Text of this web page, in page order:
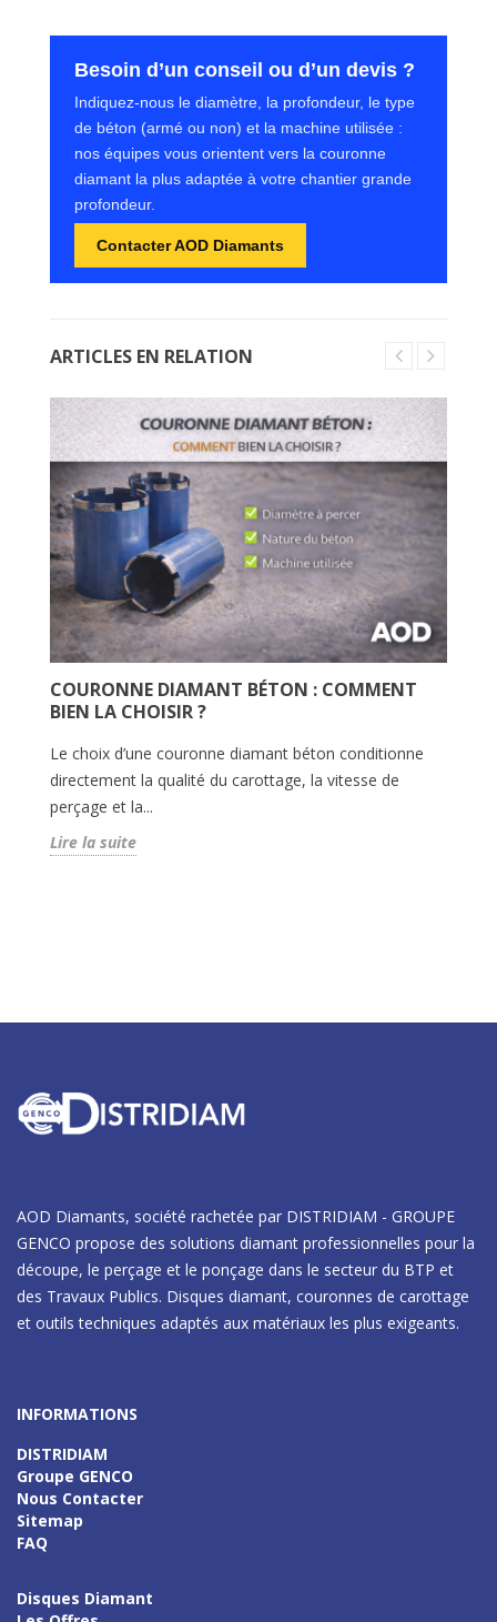
Besoin d’un conseil ou d’un devis ?
Indiquez-nous le diamètre, la profondeur, le type
de béton (armé ou non) et la machine utilisée :
nos équipes vous orientent vers la couronne
diamant la plus adaptée à votre chantier grande
profondeur.
Contacter AOD Diamants
ARTICLES EN RELATION
COURONNE DIAMANT BÉTON : COMMENT
BIEN LA CHOISIR ?
Le choix d’une couronne diamant béton conditionne
directement la qualité du carottage, la vitesse de
perçage et la...
Lire la suite
AOD Diamants, société rachetée par DISTRIDIAM - GROUPE
GENCO propose des solutions diamant professionnelles pour la
découpe, le perçage et le ponçage dans le secteur du BTP et
des Travaux Publics. Disques diamant, couronnes de carottage
et outils techniques adaptés aux matériaux les plus exigeants.
INFORMATIONS
DISTRIDIAM
Groupe GENCO
Nous Contacter
Sitemap
FAQ
Disques Diamant